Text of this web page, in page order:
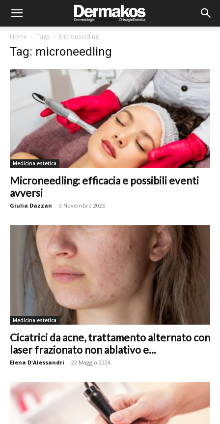
Home Tags Microneedling
Tag: microneedling
Medicina estetica
Microneedling: efficacia e possibili eventi
avversi
Giulia Dazzan - 3 Novembre 2025
Medicina estetica
Cicatrici da acne, trattamento alternato con
laser frazionato non ablativo e...
Elena D'Alessandri - 22 Maggio 2024